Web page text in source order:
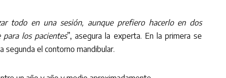
todo en una sesión, aunque prefiero hacerlo en dos
los pacientes”, asegura la experta. En la primera se
segunda el contorno mandibular.